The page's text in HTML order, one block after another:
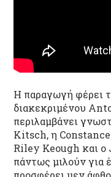
Η παραγωγή φέρει
διακεκριμένου
περιλαμβάνει
Kitsch, η
Riley Keough και ο
πάντως μιλούν για